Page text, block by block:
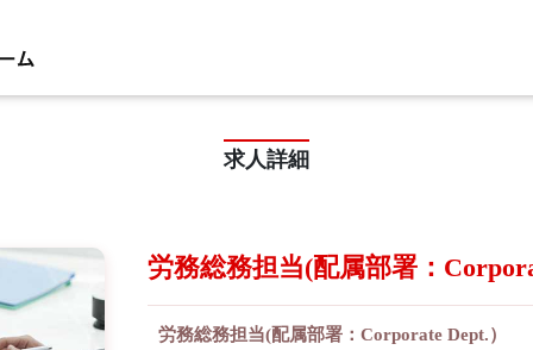
求人詳細
労務総務担当(配属部署：
労務総務担当(配属部署：Corporate Dept.）